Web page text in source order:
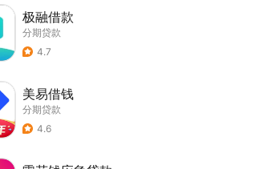
极融借款
分期贷款
4.7
美易借钱
分期贷款
4.6